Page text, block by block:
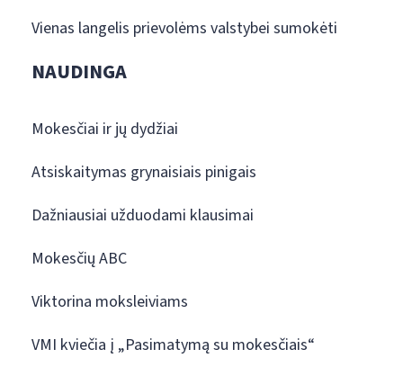
Vienas langelis prievolėms valstybei sumokėti
NAUDINGA
Mokesčiai ir jų dydžiai
Atsiskaitymas grynaisiais pinigais
Dažniausiai užduodami klausimai
Mokesčių ABC
Viktorina moksleiviams
VMI kviečia į „Pasimatymą su mokesčiais“